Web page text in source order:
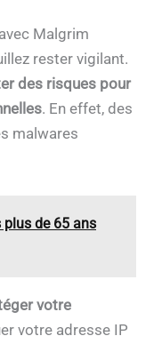
Malgrim
rester vigilant.
des risques pour
. En effet, des
malwares
de 65 ans
votre
votre adresse IP